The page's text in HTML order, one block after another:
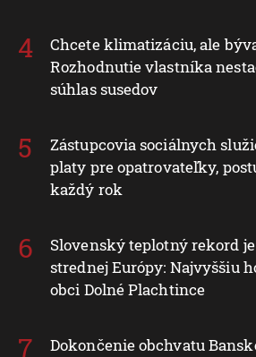
Chcete klimatizáciu, ale
Rozhodnutie vlastníka
súhlas susedov
Zástupcovia sociálnych
platy pre opatrovateľky,
každý rok
Slovenský teplotný rekord
strednej Európy: Najvyššiu
obci Dolné Plachtince
Dokončenie obchvatu